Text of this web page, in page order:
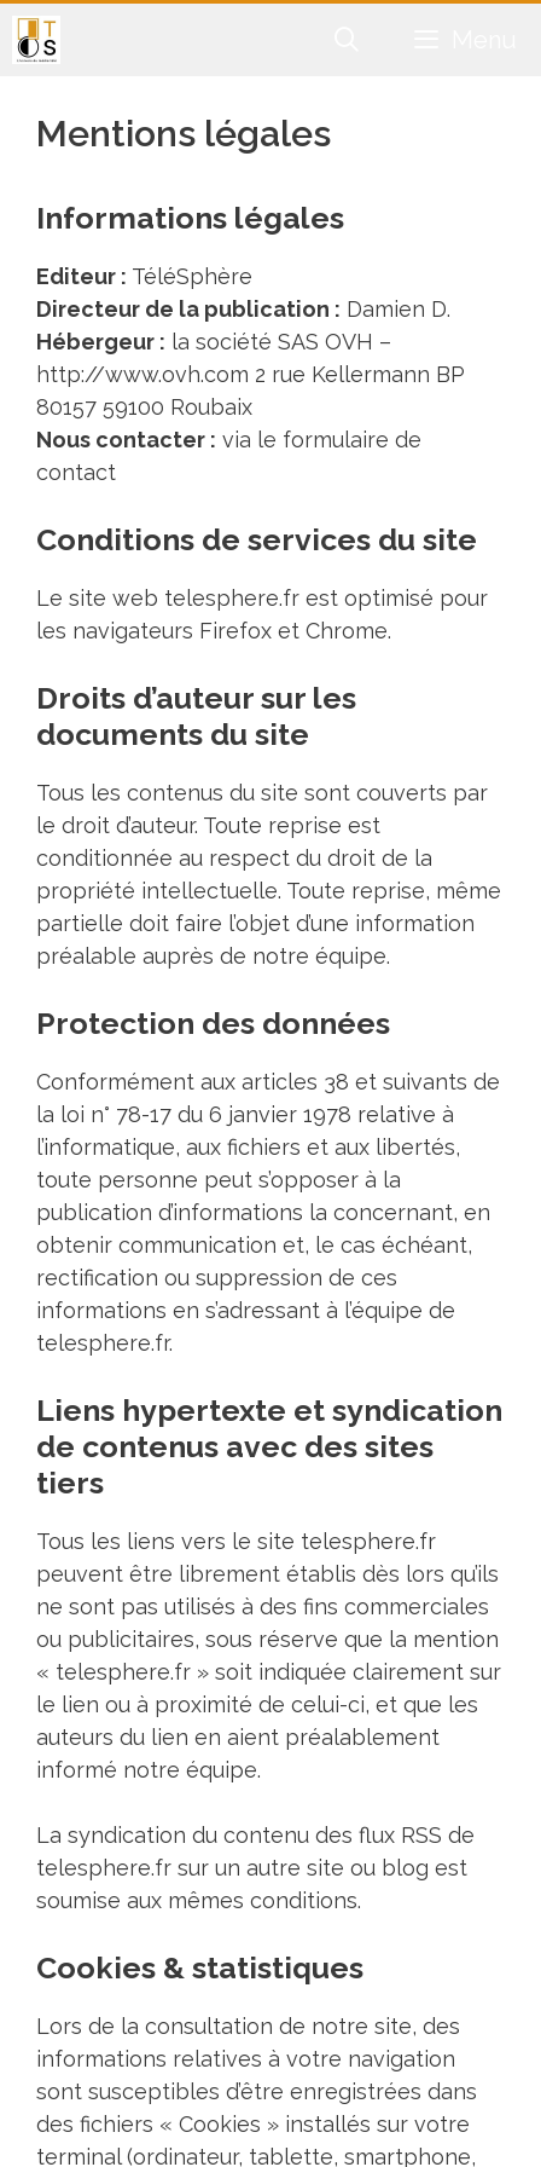
Aller
au
Mentions légales
Informations légales
Editeur : TéléSphère
Directeur de la publication : Damien D.
Hébergeur : la société SAS OVH –
http://www.ovh.com 2 rue Kellermann BP
80157 59100 Roubaix
Nous contacter : via le formulaire de
contact
Conditions de services du site
Le site web telesphere.fr est optimisé pour
les navigateurs Firefox et Chrome.
Droits d’auteur sur les
documents du site
Tous les contenus du site sont couverts par
le droit d’auteur. Toute reprise est
conditionnée au respect du droit de la
propriété intellectuelle. Toute reprise, même
partielle doit faire l’objet d’une information
préalable auprès de notre équipe.
Protection des données
Conformément aux articles 38 et suivants de
la loi n° 78-17 du 6 janvier 1978 relative à
l’informatique, aux fichiers et aux libertés,
toute personne peut s’opposer à la
publication d’informations la concernant, en
obtenir communication et, le cas échéant,
rectification ou suppression de ces
informations en s’adressant à l’équipe de
telesphere.fr.
Liens hypertexte et syndication
de contenus avec des sites
tiers
Tous les liens vers le site telesphere.fr
peuvent être librement établis dès lors qu’ils
ne sont pas utilisés à des fins commerciales
ou publicitaires, sous réserve que la mention
« telesphere.fr » soit indiquée clairement sur
le lien ou à proximité de celui-ci, et que les
auteurs du lien en aient préalablement
informé notre équipe.
La syndication du contenu des flux RSS de
telesphere.fr sur un autre site ou blog est
soumise aux mêmes conditions.
Cookies & statistiques
Lors de la consultation de notre site, des
informations relatives à votre navigation
sont susceptibles d’être enregistrées dans
des fichiers « Cookies » installés sur votre
terminal (ordinateur, tablette, smartphone,